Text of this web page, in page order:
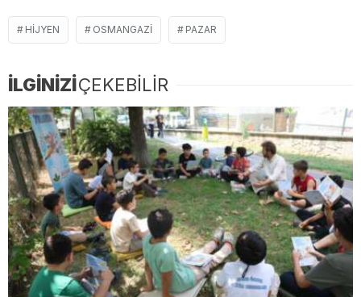
HIJYEN OSMANGAZI PAZAR
İLGİNİZİÇEKEBİLİR